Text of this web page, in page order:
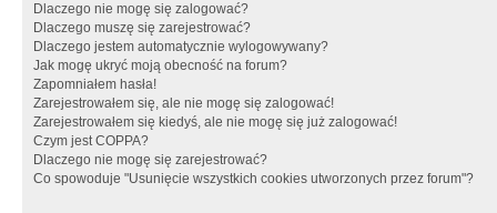
Dlaczego nie mogę się zalogować?
Dlaczego muszę się zarejestrować?
Dlaczego jestem automatycznie wylogowywany?
Jak mogę ukryć moją obecność na forum?
Zapomniałem hasła!
Zarejestrowałem się, ale nie mogę się zalogować!
Zarejestrowałem się kiedyś, ale nie mogę się już zalogować!
Czym jest COPPA?
Dlaczego nie mogę się zarejestrować?
Co spowoduje "Usunięcie wszystkich cookies utworzonych przez forum"?